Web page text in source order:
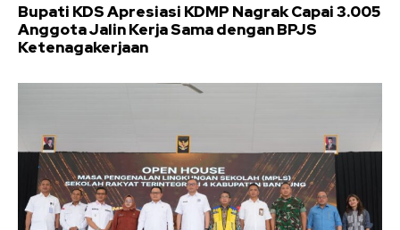
Bupati KDS Apresiasi KDMP Nagrak Capai 3.005
Anggota Jalin Kerja Sama dengan BPJS
Ketenagakerjaan